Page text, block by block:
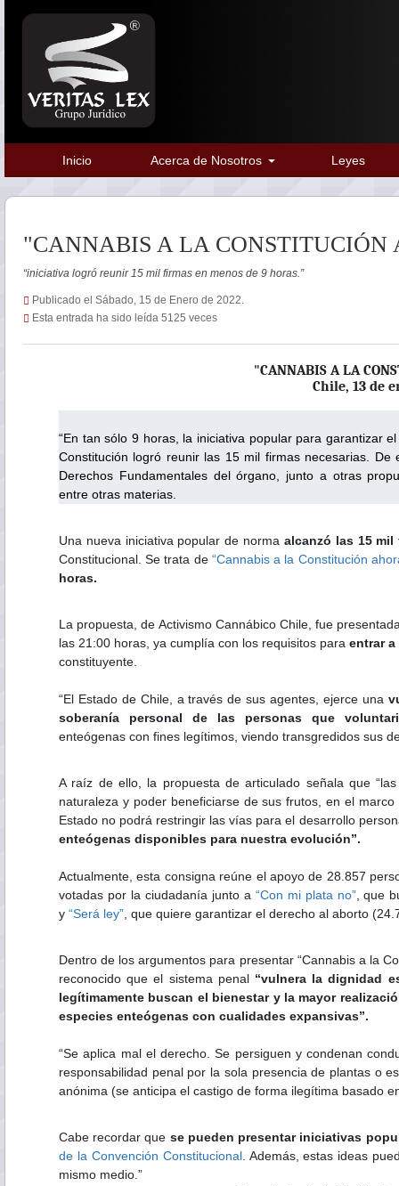
Inicio Acerca de Nosotros Leyes
"CANNABIS A LA CONSTITUCIÓN
“iniciativa logró reunir 15 mil firmas en menos de 9 horas.”
Publicado el Sábado, 15 de Enero de 2022.
Esta entrada ha sido leída 5125 veces
"CANNABIS A LA
Chile, 13 de
“En tan sólo 9 horas, la iniciativa popular para garantizar
Constitución logró reunir las 15 mil firmas necesarias.
Derechos Fundamentales del órgano, junto a otras
entre otras materias.
Una nueva iniciativa popular de norma alcanzó las 15 mil
Constitucional. Se trata de “Cannabis a la Constitución
horas.
La propuesta, de Activismo Cannábico Chile, fue
las 21:00 horas, ya cumplía con los requisitos para entrar
constituyente.
“El Estado de Chile, a través de sus agentes, ejerce una
soberanía personal de las personas que
enteógenas con fines legítimos, viendo transgredidos sus
A raíz de ello, la propuesta de articulado señala que
naturaleza y poder beneficiarse de sus frutos, en el
Estado no podrá restringir las vías para el desarrollo
enteógenas disponibles para nuestra evolución”.
Actualmente, esta consigna reúne el apoyo de 28.857
votadas por la ciudadanía junto a “Con mi plata no”, que
y “Será ley” , que quiere garantizar el derecho al aborto
Dentro de los argumentos para presentar “Cannabis a la
reconocido que el sistema penal “vulnera la dignidad
legítimamente buscan el bienestar y la mayor
especies enteógenas con cualidades expansivas”.
“Se aplica mal el derecho. Se persiguen y condenan
responsabilidad penal por la sola presencia de plantas o
anónima (se anticipa el castigo de forma ilegítima basado
Cabe recordar que se pueden presentar iniciativas
de la Convención Constitucional. Además, estas ideas
mismo medio.”